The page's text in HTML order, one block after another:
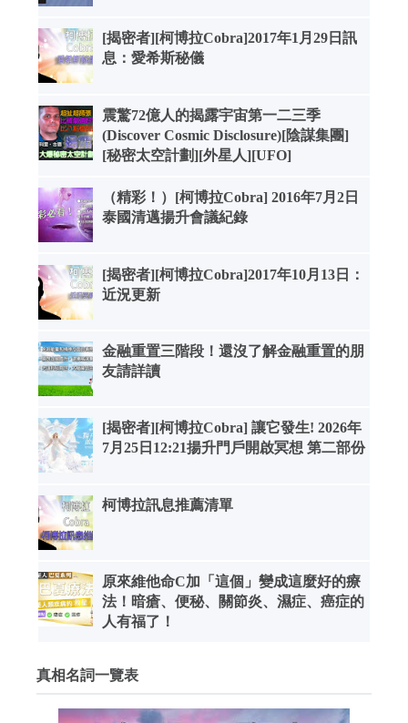
[揭密者][柯博拉Cobra]2017年1月29日訊
息：愛希斯秘儀
震驚72億人的揭露宇宙第一二三季
(Discover Cosmic Disclosure)[陰謀集團]
[秘密太空計劃][外星人][UFO]
（精彩！）[柯博拉Cobra] 2016年7月2日
泰國清邁揚升會議紀錄
[揭密者][柯博拉Cobra]2017年10月13日：
近況更新
金融重置三階段！還沒了解金融重置的朋
友請詳讀
[揭密者][柯博拉Cobra] 讓它發生! 2026年
7月25日12:21揚升門戶開啟冥想 第二部份
柯博拉訊息推薦清單
原來維他命C加「這個」變成這麼好的療
法！暗瘡、便秘、關節炎、濕症、癌症的
人有福了！
真相名詞一覽表